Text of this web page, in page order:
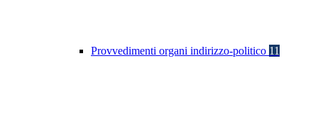
Provvedimenti organi indirizzo-politico 11